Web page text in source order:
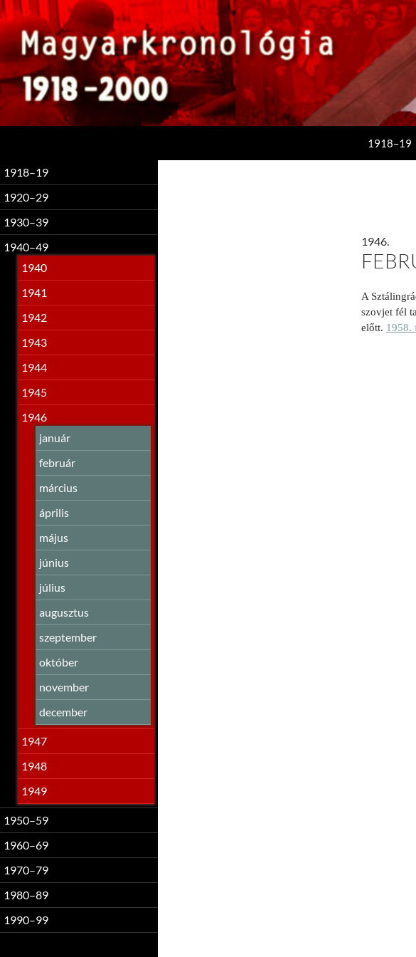
1918–19
1946.
A
szovjet fél
előtt. 1958.
1918–19
1920–29
1930–39
1940–49
1940
1941
1942
1943
1944
1945
1946
január
február
március
április
május
június
július
augusztus
szeptember
október
november
december
1947
1948
1949
1950–59
1960–69
1970–79
1980–89
1990–99